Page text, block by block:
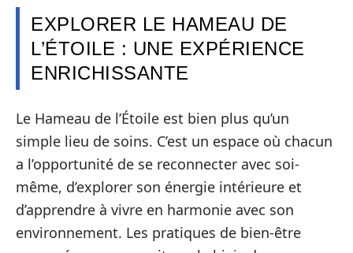
EXPLORER LE HAMEAU DE
L’ÉTOILE : UNE EXPÉRIENCE
ENRICHISSANTE
Le Hameau de l’Étoile est bien plus qu’un
simple lieu de soins. C’est un espace où chacun
a l’opportunité de se reconnecter avec soi-
même, d’explorer son énergie intérieure et
d’apprendre à vivre en harmonie avec son
environnement. Les pratiques de bien-être